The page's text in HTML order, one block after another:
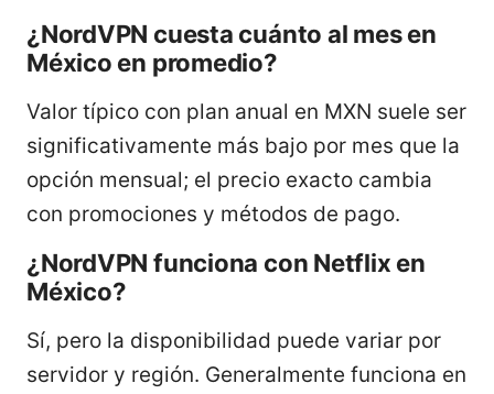
¿NordVPN cuesta cuánto al mes en
México en promedio?
Valor típico con plan anual en MXN suele ser
significativamente más bajo por mes que la
opción mensual; el precio exacto cambia
con promociones y métodos de pago.
¿NordVPN funciona con Netflix en
México?
Sí, pero la disponibilidad puede variar por
servidor y región. Generalmente funciona en